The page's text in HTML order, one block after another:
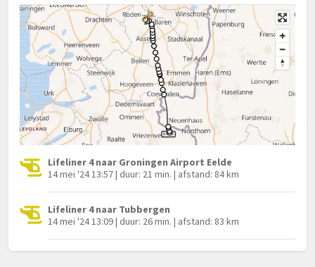
Lifeliner 4 naar Groningen Airport Eelde
14 mei '24 13:57 | duur: 21 min. | afstand: 84 km
Lifeliner 4 naar Tubbergen
14 mei '24 13:09 | duur: 26 min. | afstand: 83 km